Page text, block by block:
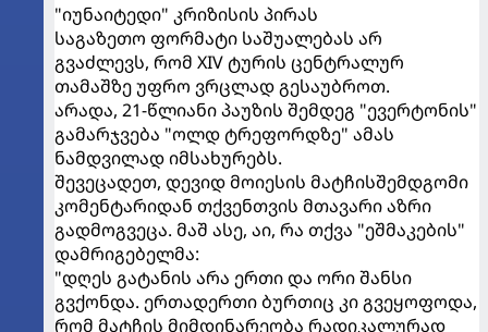
"იუნაიტედი" კრიზისის პირას
საგაზეთო ფორმატი საშუალებას არ
გვაძლევს, რომ XIV ტურის ცენტრალურ
თამაშზე უფრო ვრცლად გესაუბროთ.
არადა, 21-წლიანი პაუზის შემდეგ "ევერტონის"
გამარჯვება "ოლდ ტრეფორდზე" ამას
ნამდვილად იმსახურებს.
შევეცადეთ, დევიდ მოიესის მატჩისშემდგომი
კომენტარიდან თქვენთვის მთავარი აზრი
გადმოგვეცა. მაშ ასე, აი, რა თქვა "ეშმაკების"
დამრიგებელმა:
"დღეს გატანის არა ერთი და ორი შანსი
გვქონდა. ერთადერთი ბურთიც კი გვეყოფოდა,
რომ მატჩის მიმდინარეობა რადიკალურად